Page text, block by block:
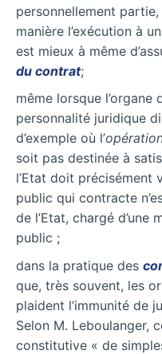
personnellement
manière l’exécution à
est mieux à même
du contrat;
même lorsque l’organe
personnalité juridique
d’exemple où l’
soit pas destinée à
l’Etat doit précisément
public qui contracte
de l’Etat, chargé
public ;
dans la pratique des
que, très souvent, les
plaident l’immunité de
Selon M. Leboulanger,
constitutive « de